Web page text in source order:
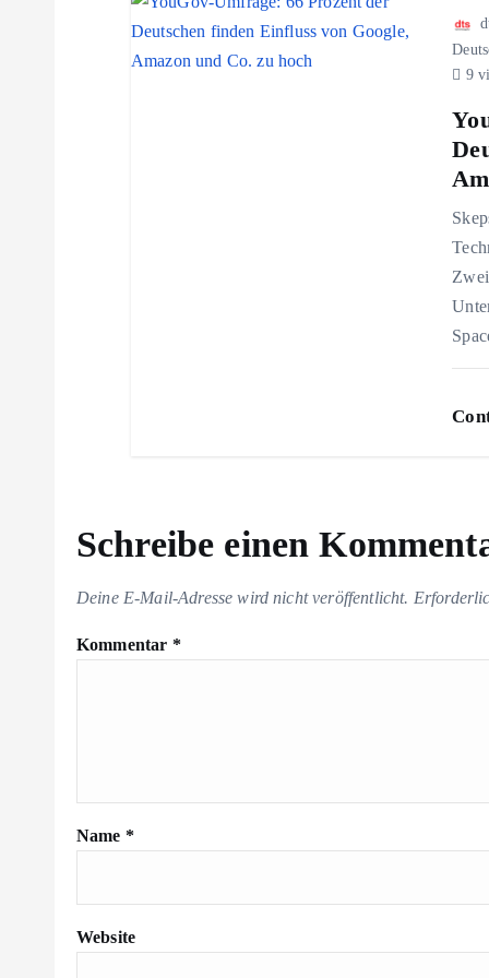
9
Schreibe einen
Deine E-Mail-Adresse wird nicht veröffentlicht.
Kommentar *
Name *
Website